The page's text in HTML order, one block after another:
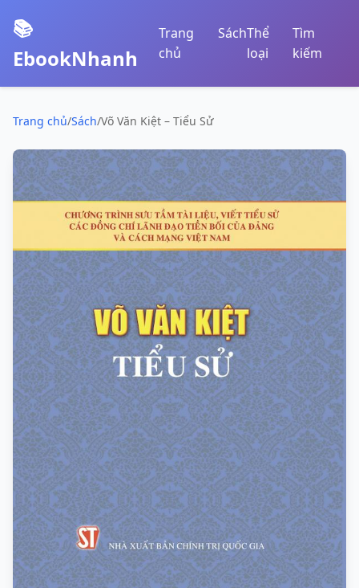
📚
EbookNhanh
Trang
chủ
SáchThể
loại
Tìm
kiếm
Trang chủ/Sách/Võ Văn Kiệt – Tiểu Sử